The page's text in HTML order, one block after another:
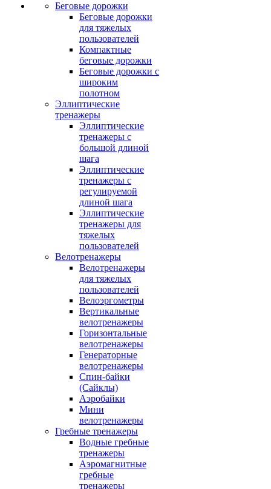
Беговые дорожки
Беговые дорожки
для тяжелых
пользователей
Компактные
беговые дорожки
Беговые дорожки с
широким
полотном
Эллиптические
тренажеры
Эллиптические
тренажеры с
большой длиной
шага
Эллиптические
тренажеры с
регулируемой
длиной шага
Эллиптические
тренажеры для
тяжелых
пользователей
Велотренажеры
Велотренажеры
для тяжелых
пользователей
Велоэргометры
Вертикальные
велотренажеры
Горизонтальные
велотренажеры
Генераторные
велотренажеры
Спин-байки
(Сайклы)
Аэробайки
Мини
велотренажеры
Гребные тренажеры
Водные гребные
тренажеры
Аэромагнитные
гребные
тренажеры